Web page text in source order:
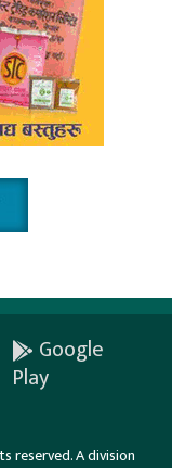
Google
Play
reserved. A division